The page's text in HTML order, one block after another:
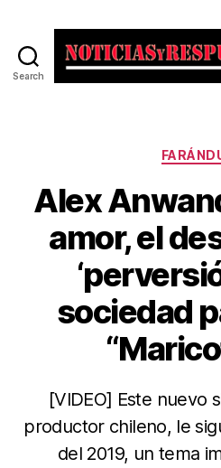
Search
Alex
amor, el
sociedad
[VIDEO] Este nuevo
productor chileno, le
del 2019, un tema